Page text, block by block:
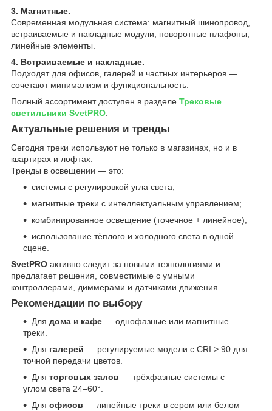
3. Магнитные.
Современная модульная система: магнитный шинопровод,
встраиваемые и накладные модули, поворотные плафоны,
линейные элементы.
4. Встраиваемые и накладные.
Подходят для офисов, галерей и частных интерьеров —
сочетают минимализм и функциональность.
Полный ассортимент доступен в разделе Трековые
светильники SvetPRO
Актуальные решения и тренды
Сегодня треки используют не только в магазинах, но и в
квартирах и лофтах.
Тренды в освещении — это:
системы с регулировкой угла света;
магнитные треки с интеллектуальным управлением;
комбинированное освещение (точечное + линейное);
использование тёплого и холодного света в одной
сцене.
SvetPRO активно следит за новыми технологиями и
предлагает решения, совместимые с умными
контроллерами, диммерами и датчиками движения.
Рекомендации по выбору
Для дома и кафе — однофазные или магнитные
треки.
Для галерей — регулируемые модели с CRI > 90 для
точной передачи цветов.
Для торговых залов — трёхфазные системы с
углом света 24–60°.
Для офисов — линейные треки в сером или белом